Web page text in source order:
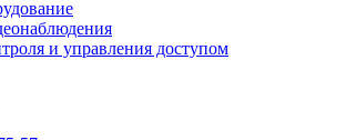
и управления доступом